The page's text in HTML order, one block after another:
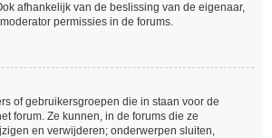
afhankelijk van de beslissing van de eigenaar,
permissies in de forums.
of gebruikersgroepen die in staan voor de
forum. Ze kunnen, in de forums die ze
en verwijderen; onderwerpen sluiten,